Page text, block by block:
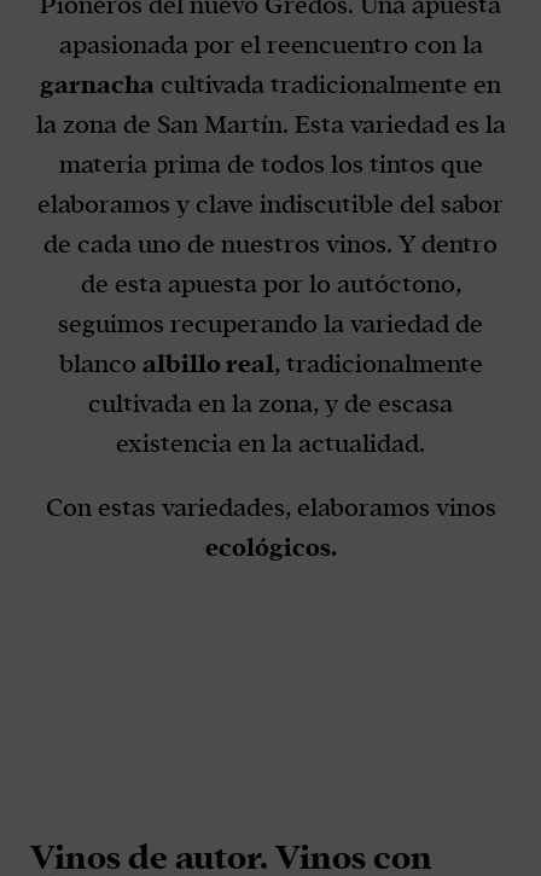
apasionada por el reencuentro con la
garnacha cultivada tradicionalmente en
la zona de San Martín. Esta variedad es la
materia prima de todos los tintos que
elaboramos y clave indiscutible del sabor
de cada uno de nuestros vinos. Y dentro
de esta apuesta por lo autóctono,
seguimos recuperando la variedad de
blanco albillo real, tradicionalmente
cultivada en la zona, y de escasa
existencia en la actualidad.
Con estas variedades, elaboramos vinos
ecológicos.
Vinos de autor. Vinos con